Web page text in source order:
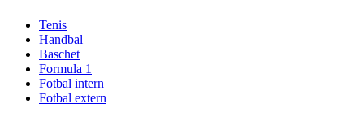
Tenis
Handbal
Baschet
Formula 1
Fotbal intern
Fotbal extern